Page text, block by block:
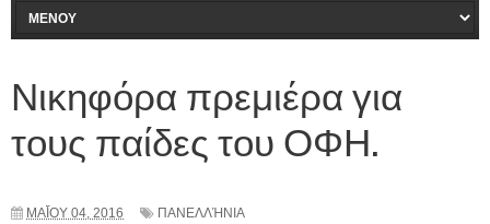
Νικηφόρα πρεμιέρα για
τους παίδες του ΟΦΗ.
ΜΑΪ́ΟΥ 04, 2016 ΠΑΝΕΛΛΉΝΙΑ